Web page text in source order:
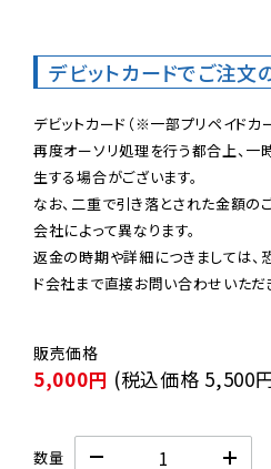
デビットカードでご注文
デビットカード（※一部プリペイドカ
再度オーソリ処理を行う都合上、
生する場合がございます。
なお、二重で引き落とされた金額の
会社によって異なります。
返金の時期や詳細につきましては、
ド会社まで直接お問い合わせいただ
5,000円 (税込価格 5,500
数量